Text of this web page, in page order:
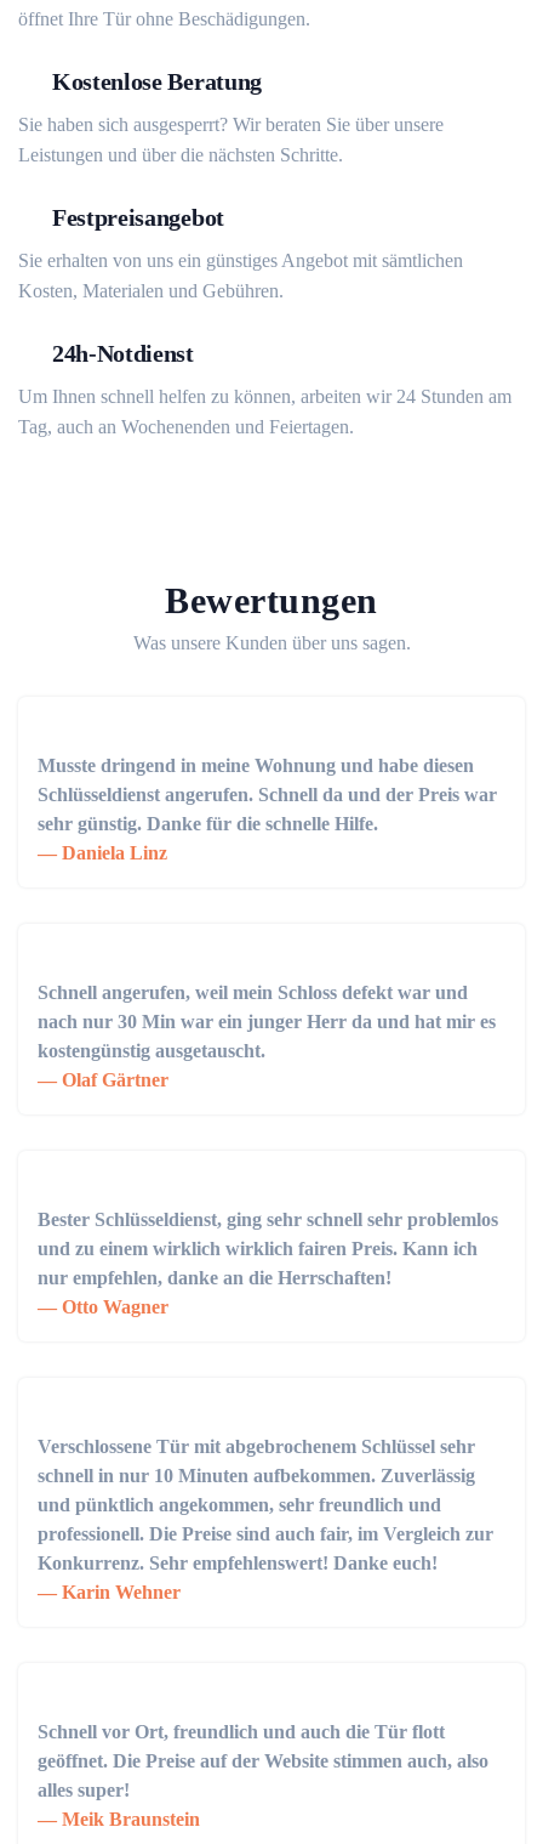
öffnet Ihre Tür ohne Beschädigungen.
Kostenlose Beratung
Sie haben sich ausgesperrt? Wir beraten Sie über unsere
Leistungen und über die nächsten Schritte.
Festpreisangebot
Sie erhalten von uns ein günstiges Angebot mit sämtlichen
Kosten, Materialen und Gebühren.
24h-Notdienst
Um Ihnen schnell helfen zu können, arbeiten wir 24 Stunden am
Tag, auch an Wochenenden und Feiertagen.
Bewertungen
Was unsere Kunden über uns sagen.
Musste dringend in meine Wohnung und habe diesen
Schlüsseldienst angerufen. Schnell da und der Preis war
sehr günstig. Danke für die schnelle Hilfe.
Daniela Linz
Schnell angerufen, weil mein Schloss defekt war und
nach nur 30 Min war ein junger Herr da und hat mir es
kostengünstig ausgetauscht.
Olaf Gärtner
Bester Schlüsseldienst, ging sehr schnell sehr problemlos
und zu einem wirklich wirklich fairen Preis. Kann ich
nur empfehlen, danke an die Herrschaften!
Otto Wagner
Verschlossene Tür mit abgebrochenem Schlüssel sehr
schnell in nur 10 Minuten aufbekommen. Zuverlässig
und pünktlich angekommen, sehr freundlich und
professionell. Die Preise sind auch fair, im Vergleich zur
Konkurrenz. Sehr empfehlenswert! Danke euch!
Karin Wehner
Schnell vor Ort, freundlich und auch die Tür flott
geöffnet. Die Preise auf der Website stimmen auch, also
alles super!
Meik Braunstein